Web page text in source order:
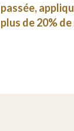
passée,
plus de 20%